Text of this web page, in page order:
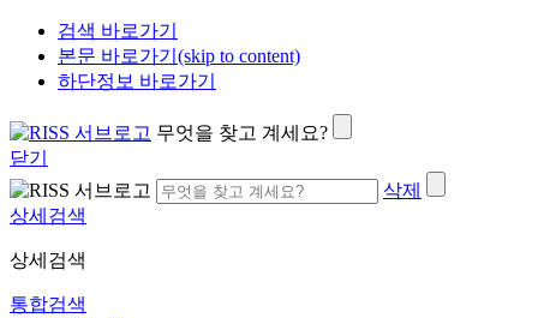
검색 바로가기
본문 바로가기(skip to content)
하단정보 바로가기
무엇을 찾고 계세요?
닫기
삭제
상세검색
상세검색
통합검색